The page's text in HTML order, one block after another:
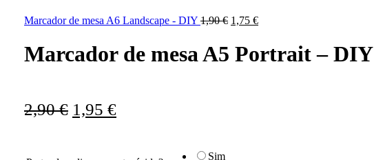
Marcador de mesa A6 Landscape - DIY 1,90€ O
original
era:
1,75 €O
é:
Marcador de mesa A5 Portrait – DIY
2,90€ O
1,95 €O
Sim